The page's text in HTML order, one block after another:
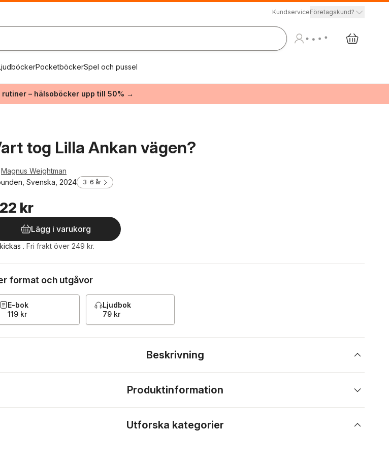
KundserviceFöretagskund?
PocketböckerSpel och pussel
rutiner – hälsoböcker upp till 50% →
tog Lilla Ankan vägen?
Magnus Weightman
Svenska, 2024
3-6 år
kr
Lägg i varukorg
. Fri frakt över 249 kr.
format och utgåvor
E-bok
119 kr
Ljudbok
79 kr
Beskrivning
Produktinformation
Utforska kategorier